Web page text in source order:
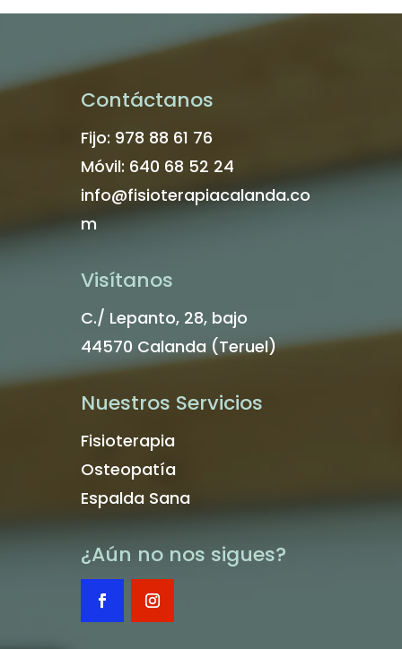
Contáctanos
Fijo: 978 88 61 76
Móvil: 640 68 52 24
info@fisioterapiacalanda.co
m
Visítanos
C./ Lepanto, 28, bajo
44570 Calanda (Teruel)
Nuestros Servicios
Fisioterapia
Osteopatía
Espalda Sana
¿Aún no nos sigues?